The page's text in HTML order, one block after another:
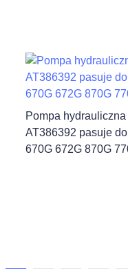
Pompa
AT386392 pasuje
670G 672G 870G